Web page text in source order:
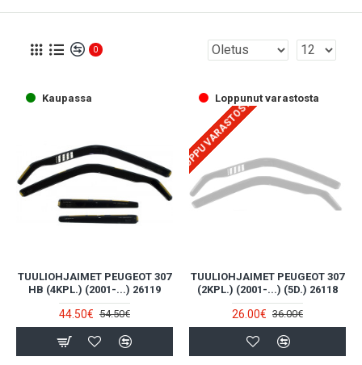
0
Kaupassa
TUULIOHJAIMET PEUGEOT 307
HB (4KPL.) (2001-...) 26119
44.50€ 54.50€
Loppunut varastosta
LOPPU VARASTOSTA
TUULIOHJAIMET PEUGEOT 307
(2KPL.) (2001-...) (5D.) 26118
26.00€ 36.00€